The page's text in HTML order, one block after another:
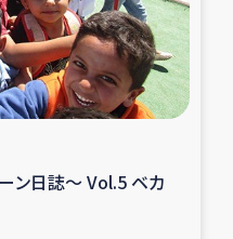
事業
事業
ン日誌～ Vol.5 ベカ